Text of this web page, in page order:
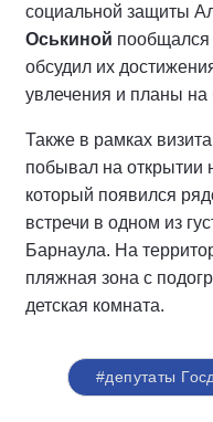
социальной защиты
Оськиной пообщался
обсудил их
увлечения и планы на
Также в рамках
побывал на открытии
который появился
встречи в одном из
Барнаула. На
пляжная зона с
детская комната.
#депутаты